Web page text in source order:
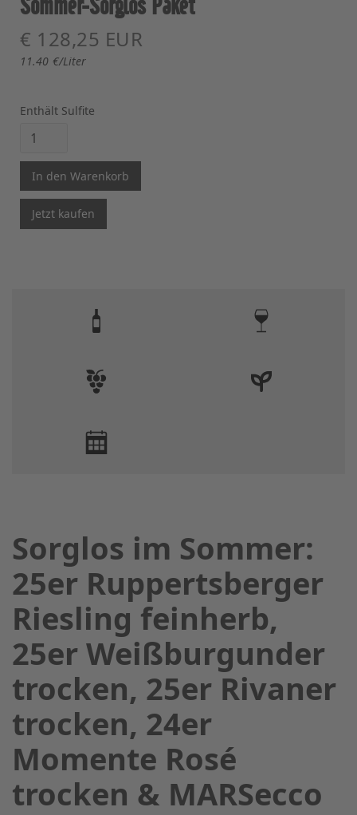
€ 128,25 EUR
11.40 €/Liter
Enthält Sulfite
Jetzt kaufen
Sorglos im Sommer:
25er Ruppertsberger
Riesling feinherb,
25er Weißburgunder
trocken, 25er Rivaner
trocken, 24er
Momente Rosé
trocken & MARSecco